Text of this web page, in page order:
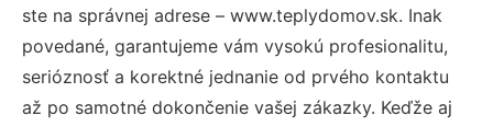
ste na správnej adrese – www.teplydomov.sk. Inak
povedané, garantujeme vám vysokú profesionalitu,
serióznosť a korektné jednanie od prvého kontaktu
až po samotné dokončenie vašej zákazky. Keďže aj